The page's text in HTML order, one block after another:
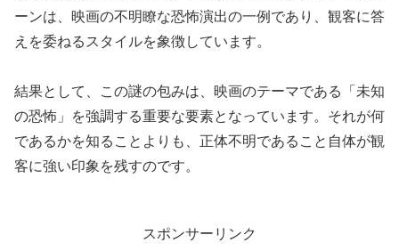
ーンは、映画の不明瞭な恐怖演出の一例であり、観客に答
えを委ねるスタイルを象徴しています。
結果として、この謎の包みは、映画のテーマである「未知
の恐怖」を強調する重要な要素となっています。それが何
であるかを知ることよりも、正体不明であること自体が観
客に強い印象を残すのです。
スポンサーリンク